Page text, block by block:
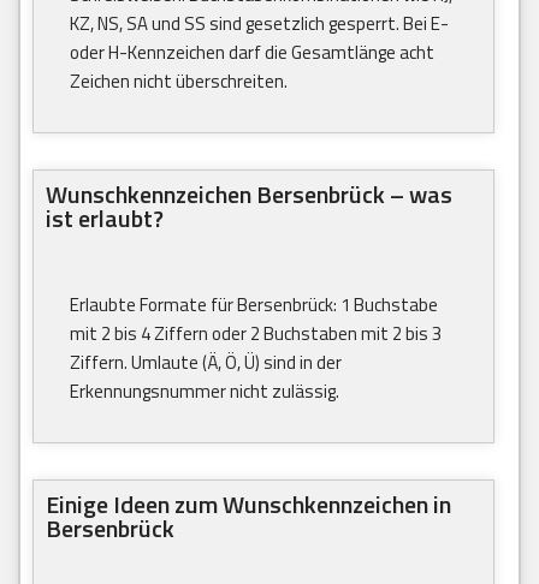
KZ, NS, SA und SS sind gesetzlich gesperrt. Bei E-
oder H-Kennzeichen darf die Gesamtlänge acht
Zeichen nicht überschreiten.
Wunschkennzeichen Bersenbrück – was
ist erlaubt?
Erlaubte Formate für Bersenbrück: 1 Buchstabe
mit 2 bis 4 Ziffern oder 2 Buchstaben mit 2 bis 3
Ziffern. Umlaute (Ä, Ö, Ü) sind in der
Erkennungsnummer nicht zulässig.
Einige Ideen zum Wunschkennzeichen in
Bersenbrück